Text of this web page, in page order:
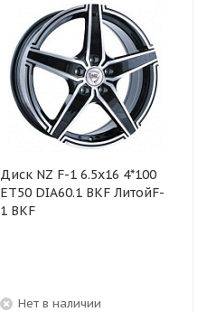
Диск NZ F-1 6.5x16 4*100
ET50 DIA60.1 BKF ЛитойF-
1 BKF
Нет в наличии